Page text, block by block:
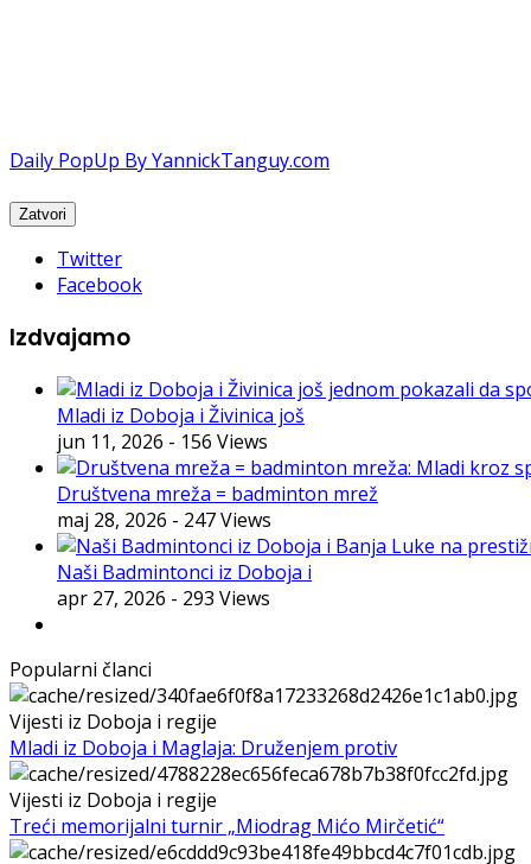
Daily PopUp By YannickTanguy.com
Twitter
Facebook
Izdvajamo
Mladi iz Doboja i Živinica još
jun 11, 2026 - 156 Views
Društvena mreža = badminton mrež
maj 28, 2026 - 247 Views
Naši Badmintonci iz Doboja i
apr 27, 2026 - 293 Views
Popularni članci
Vijesti iz Doboja i regije
Mladi iz Doboja i Maglaja: Druženjem protiv
Vijesti iz Doboja i regije
Treći memorijalni turnir „Miodrag Mićo Mirčetić“